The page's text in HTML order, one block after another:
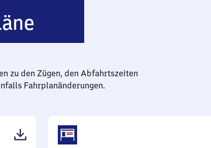
zu den Zügen, den Abfahrtszeiten
Fahrplanänderungen.